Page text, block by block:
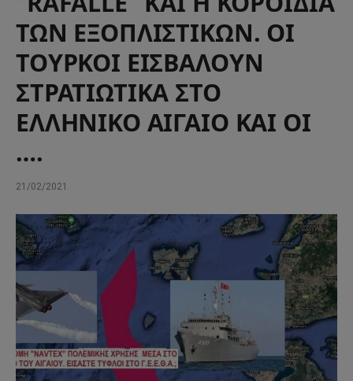
ΤΩΝ ΕΞΟΠΛΙΣΤΙΚΩΝ. ΟΙ
ΤΟΥΡΚΟΙ ΕΙΣΒΑΛΟΥΝ
ΣΤΡΑΤΙΩΤΙΚΑ ΣΤΟ
ΕΛΛΗΝΙΚΟ ΑΙΓΑΙΟ ΚΑΙ ΟΙ
….
21/02/2021